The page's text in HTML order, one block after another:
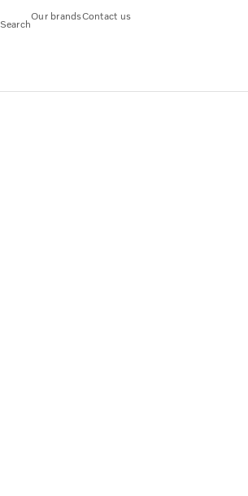
Search
Our brandsContact us